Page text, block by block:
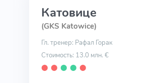
Катовице
(GKS Katowice)
Гл. тренер: Рафал Горак
Стоимость: 13.0 млн. €
⬤ ⬤ ⬤ ⬤ ⬤